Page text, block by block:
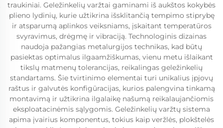
traukiniai. Geležinkelių varžtai gaminami iš aukštos kokybės
plieno lydinių, kurie užtikrina išsklitančią tempimo stiprybę
ir atsparumą aplinkos veiksniams, įskaitant temperatūros
svyravimus, drėgmę ir vibraciją. Technologinis dizainas
naudoja pažangias metalurgijos technikas, kad būtų
pasiektas optimalus ilgaamžiškumas, vienu metu išlaikant
tikslų matmenų tolerancijas, reikalingas geležinkelių
standartams. Šie tvirtinimo elementai turi unikalius įpjovų
raštus ir galvutės konfigūracijas, kurios palengvina tinkamą
montavimą ir užtikrina ilgalaikę našumą reikalaujančiomis
eksploatacinėmis sąlygomis. Geležinkelių varžtų sistema
apima įvairius komponentus, tokius kaip veržlės, plokštelės